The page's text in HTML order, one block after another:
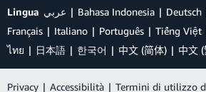
Lingua عربي Bahasa Indonesia Deutsch
Français
Italiano Português Tiếng Việt
ไทย
日本語 한국어 中文 (简体) 中文
Privacy | Accessibilità | Termini di utilizzo